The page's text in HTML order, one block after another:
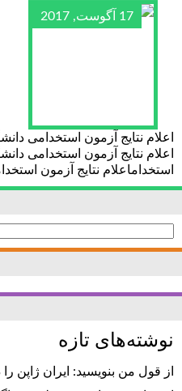
17 آگوست, 2017
اعلام نتایج آزمون استخدامی
اعلام نتایج آزمون استخدامی
استخداماعلام نتایج آزمون
برای:
نوشته‌های تازه
از قول من بنویسید: ایران ژاپن